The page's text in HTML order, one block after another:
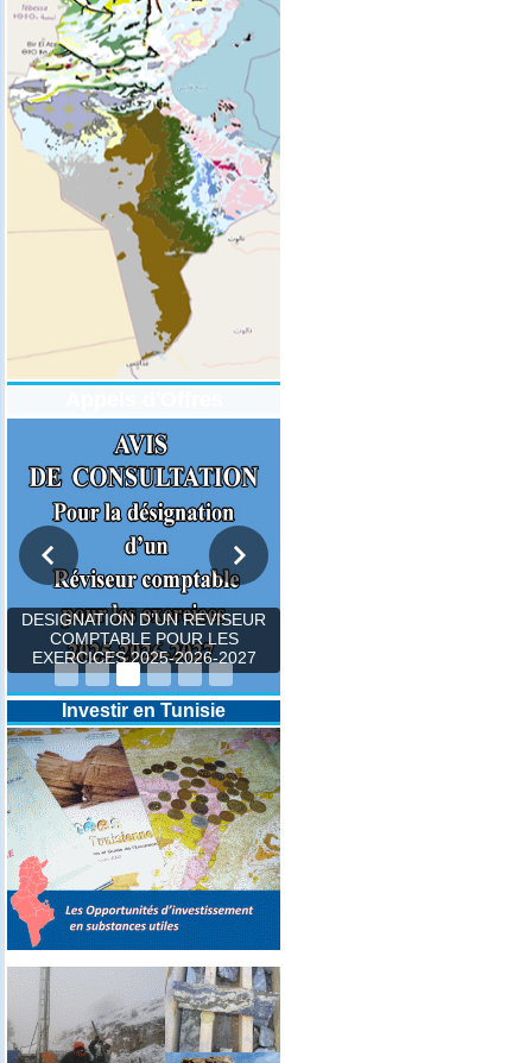
DESIGNATION D’UN REVISEUR
COMPTABLE POUR LES
EXERCICES 2025-2026-2027
Investir en Tunisie